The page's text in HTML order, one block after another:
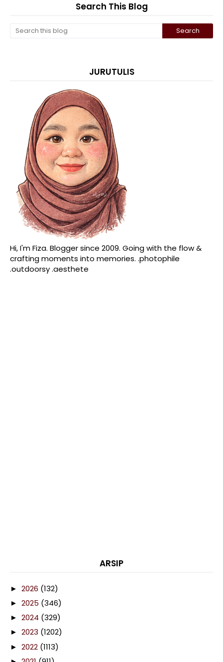
Search This Blog
JURUTULIS
Hi, I'm Fiza. Blogger since 2009. Going with the flow &
crafting moments into memories. .photophile
.outdoorsy .aesthete
ARSIP
► 2026 (132)
► 2025 (346)
► 2024 (329)
► 2023 (1202)
► 2022 (1113)